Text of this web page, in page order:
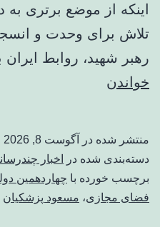
اینکه از موضع برتری به
تلاش برای وحدت و
رهبر شهید، روابط
خواندن
پزشکیان:
جامعه
را
نمی‌توان
منتشر شده در
آگوست 8, 2026
دسته‌بندی شده در
اخبار
برچسب خورده با چهاردهمین
فضای مجازی، مسعود پزشکیان